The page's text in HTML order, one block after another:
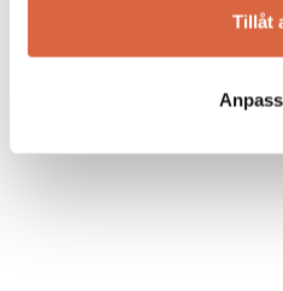
Tillåt